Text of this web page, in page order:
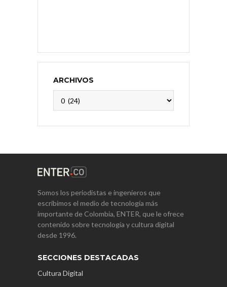
ARCHIVOS
Somos los periodistas e ingenieros que
escribimos el medio de tecnología más
importante de Colombia, ENTER, que le ofrece
contenido sobre tecnología y cultura digital
desde 1996.
SECCIONES DESTACADAS
Cultura Digital